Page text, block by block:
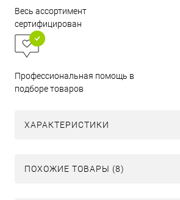
Весь ассортимент
сертифицирован
Профессиональная помощь в
подборе товаров
ХАРАКТЕРИСТИКИ
ПОХОЖИЕ ТОВАРЫ (8)